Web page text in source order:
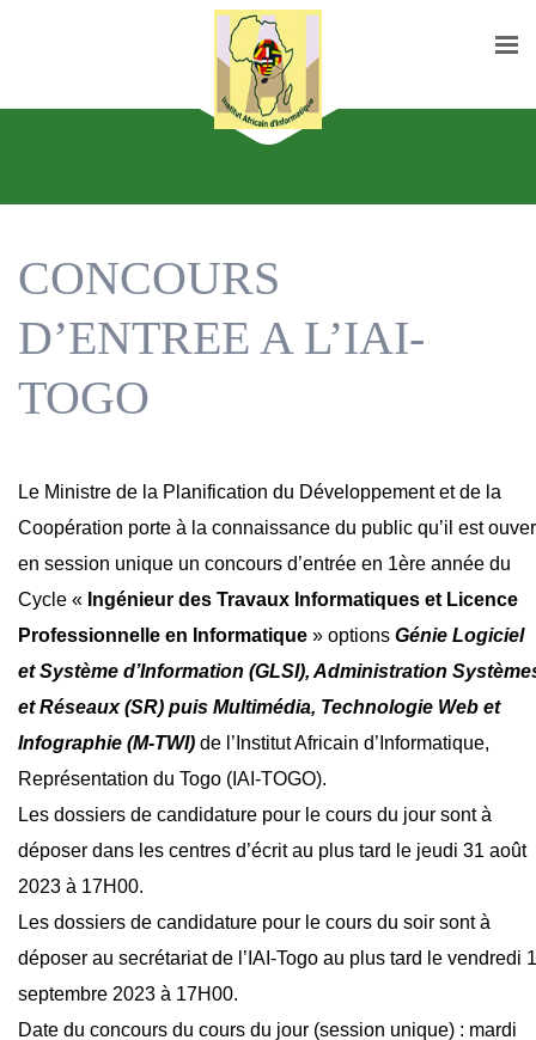
CONCOURS
D’ENTREE A L’IAI-
TOGO
Le Ministre de la Planification du Développement et de la
Coopération porte à la connaissance du public qu’il est
en session unique un concours d’entrée en 1ère année du
Cycle « Ingénieur des Travaux Informatiques et Licence
Professionnelle en Informatique » options Génie Logiciel
et Système d’Information (GLSI), Administration
et Réseaux (SR) puis Multimédia, Technologie Web et
Infographie (M-TWI) de l’Institut Africain d’Informatique,
Représentation du Togo (IAI-TOGO).
Les dossiers de candidature pour le cours du jour sont à
déposer dans les centres d’écrit au plus tard le jeudi 31 août
2023 à 17H00.
Les dossiers de candidature pour le cours du soir sont à
déposer au secrétariat de l’IAI-Togo au plus tard le vendredi 1
septembre 2023 à 17H00.
Date du concours du cours du jour (session unique) : mardi